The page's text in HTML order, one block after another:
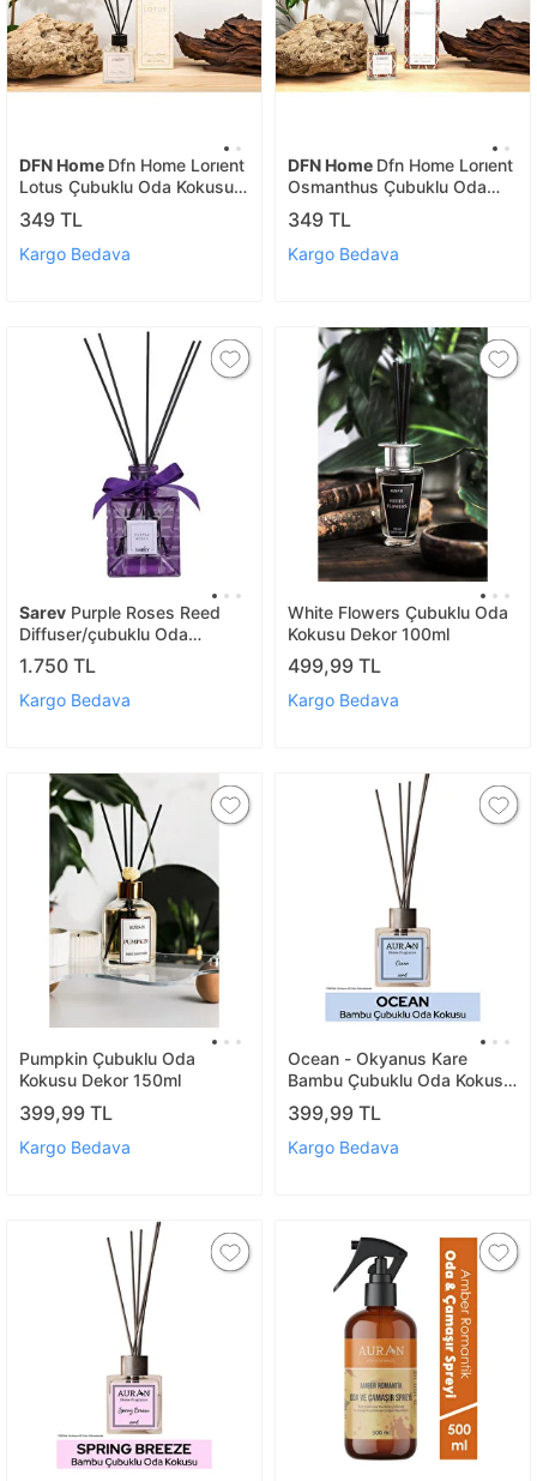
DFN Home Dfn Home Lorıent
Lotus Çubuklu Oda Kokusu
100 Ml
349 TL
Kargo Bedava
DFN Home Dfn Home Lorıent
Osmanthus Çubuklu Oda
Kokusu 100 Ml
349 TL
Kargo Bedava
Sarev Purple Roses Reed
Diffuser/çubuklu Oda
Kokusu
1.750 TL
Kargo Bedava
White Flowers Çubuklu Oda
Kokusu Dekor 100ml
499,99 TL
Kargo Bedava
Pumpkin Çubuklu Oda
Kokusu Dekor 150ml
399,99 TL
Kargo Bedava
Ocean - Okyanus Kare
Bambu Çubuklu Oda Kokusu
100ml
399,99 TL
Kargo Bedava